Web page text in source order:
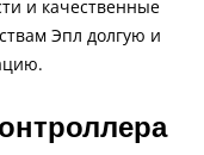
и качественные
Эпл долгую и